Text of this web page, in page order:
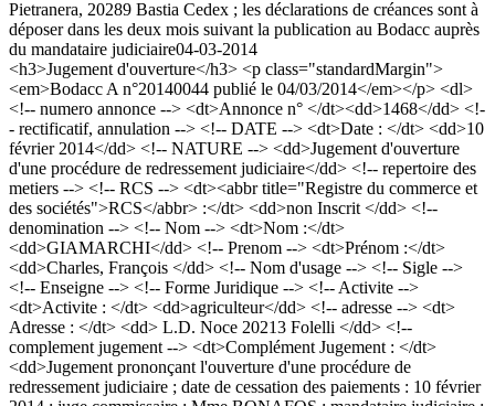
Pietranera, 20289 Bastia Cedex ; les déclarations de créances sont à
déposer dans les deux mois suivant la publication au Bodacc auprès
du mandataire judiciaire04-03-2014
<h3>Jugement d'ouverture</h3> <p class="standardMargin">
<em>Bodacc A n°20140044 publié le 04/03/2014</em></p> <dl>
<!-- numero annonce --> <dt>Annonce n° </dt><dd>1468</dd> <!-
- rectificatif, annulation --> <!-- DATE --> <dt>Date : </dt> <dd>10
février 2014</dd> <!-- NATURE --> <dd>Jugement d'ouverture
d'une procédure de redressement judiciaire</dd> <!-- repertoire des
metiers --> <!-- RCS --> <dt><abbr title="Registre du commerce et
des sociétés">RCS</abbr> :</dt> <dd>non Inscrit </dd> <!--
denomination --> <!-- Nom --> <dt>Nom :</dt>
<dd>GIAMARCHI</dd> <!-- Prenom --> <dt>Prénom :</dt>
<dd>Charles, François </dd> <!-- Nom d'usage --> <!-- Sigle -->
<!-- Enseigne --> <!-- Forme Juridique --> <!-- Activite -->
<dt>Activite : </dt> <dd>agriculteur</dd> <!-- adresse --> <dt>
Adresse : </dt> <dd> L.D. Noce 20213 Folelli </dd> <!--
complement jugement --> <dt>Complément Jugement : </dt>
<dd>Jugement prononçant l'ouverture d'une procédure de
redressement judiciaire ; date de cessation des paiements : 10 février